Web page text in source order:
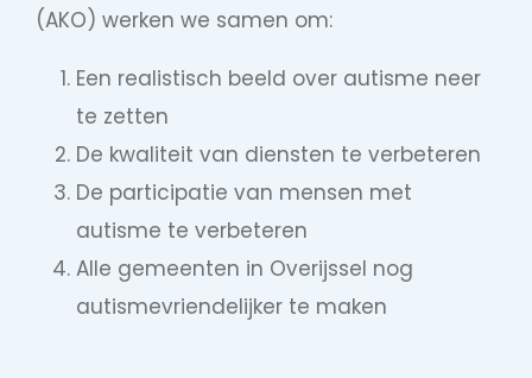
(AKO) werken we samen om:
Een realistisch beeld over autisme neer
te zetten
De kwaliteit van diensten te verbeteren
De participatie van mensen met
autisme te verbeteren
Alle gemeenten in Overijssel nog
autismevriendelijker te maken